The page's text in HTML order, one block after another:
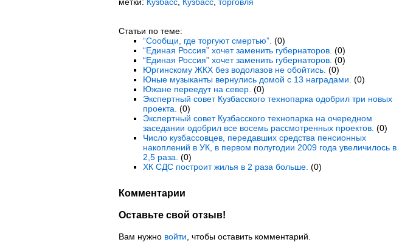
Статьи по теме:
“Сообщи, где торгуют смертью”. (0)
“Единая Россия” хочет заменить губернаторов. (0)
“Единая Россия” хочет заменить губернаторов. (0)
Юргинскому ЖКХ без водолазов не обойтись. (0)
Юные музыканты вернулись домой с 13 наградами. (0)
Южане переедут на север. (0)
Экспертный совет Кузбасского технопарка одобрил три новых
проекта. (0)
Экспертный совет Кузбасского технопарка на очередном
заседании одобрил все восемь рассмотренных проектов. (0)
Число кузбассовцев, передавших средства пенсионных
накоплений в УК, в первом полугодии 2009 года увеличилось в
2,5 раза. (0)
ХК СДС построит жилья в 2 раза больше. (0)
Комментарии
Оставьте свой отзыв!
Вам нужно войти , чтобы оставить комментарий.